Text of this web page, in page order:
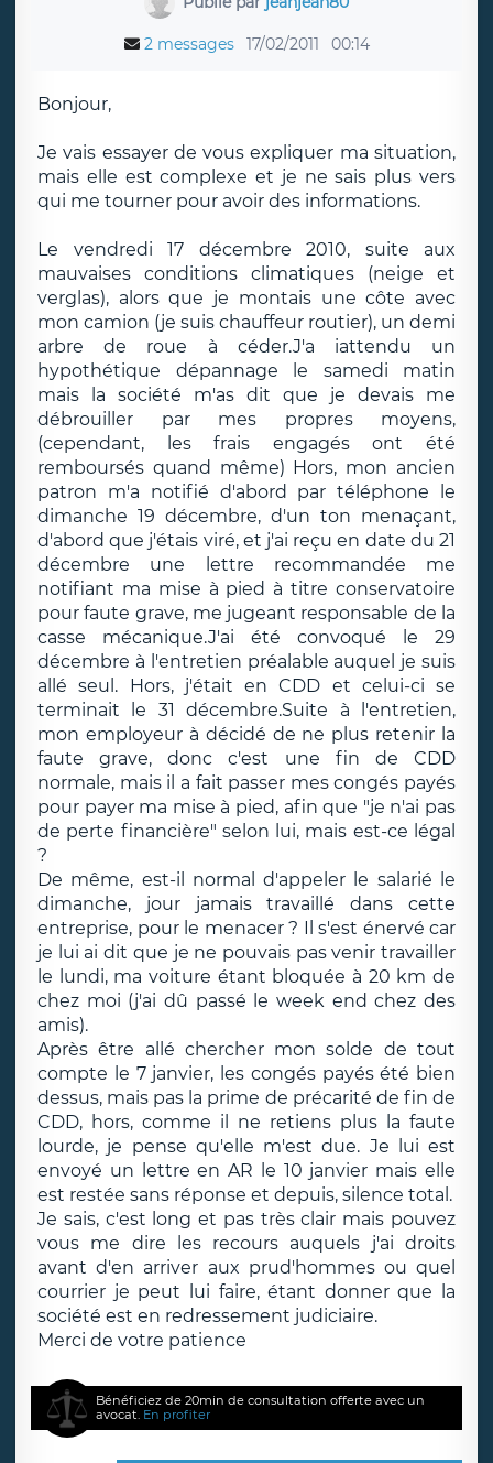
2 messages 17/02/2011 00:14
Bonjour,
Je vais essayer de vous expliquer ma situation,
mais elle est complexe et je ne sais plus vers
qui me tourner pour avoir des informations.
Le vendredi 17 décembre 2010, suite aux
mauvaises conditions climatiques (neige et
verglas), alors que je montais une côte avec
mon camion (je suis chauffeur routier), un demi
arbre de roue à céder.J'a iattendu un
hypothétique dépannage le samedi matin
mais la société m'as dit que je devais me
débrouiller par mes propres moyens,
(cependant, les frais engagés ont été
remboursés quand même) Hors, mon ancien
patron m'a notifié d'abord par téléphone le
dimanche 19 décembre, d'un ton menaçant,
d'abord que j'étais viré, et j'ai reçu en date du 21
décembre une lettre recommandée me
notifiant ma mise à pied à titre conservatoire
pour faute grave, me jugeant responsable de la
casse mécanique.J'ai été convoqué le 29
décembre à l'entretien préalable auquel je suis
allé seul. Hors, j'était en CDD et celui-ci se
terminait le 31 décembre.Suite à l'entretien,
mon employeur à décidé de ne plus retenir la
faute grave, donc c'est une fin de CDD
normale, mais il a fait passer mes congés payés
pour payer ma mise à pied, afin que "je n'ai pas
de perte financière" selon lui, mais est-ce légal
?
De même, est-il normal d'appeler le salarié le
dimanche, jour jamais travaillé dans cette
entreprise, pour le menacer ? Il s'est énervé car
je lui ai dit que je ne pouvais pas venir travailler
le lundi, ma voiture étant bloquée à 20 km de
chez moi (j'ai dû passé le week end chez des
amis).
Après être allé chercher mon solde de tout
compte le 7 janvier, les congés payés été bien
dessus, mais pas la prime de précarité de fin de
CDD, hors, comme il ne retiens plus la faute
lourde, je pense qu'elle m'est due. Je lui est
envoyé un lettre en AR le 10 janvier mais elle
est restée sans réponse et depuis, silence total.
Je sais, c'est long et pas très clair mais pouvez
vous me dire les recours auquels j'ai droits
avant d'en arriver aux prud'hommes ou quel
courrier je peut lui faire, étant donner que la
société est en redressement judiciaire.
Merci de votre patience
Bénéficiez de 20min de consultation offerte avec un
avocat. En profiter